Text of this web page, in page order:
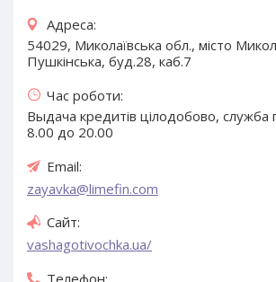
Адреса:
54029, Миколаївська обл., місто
Пушкінська, буд.28, каб.7
Час роботи:
Выдача кредитів цілодобово, служба
8.00 до 20.00
Email:
zayavka@limefin.com
Сайт:
vashagotivochka.ua/